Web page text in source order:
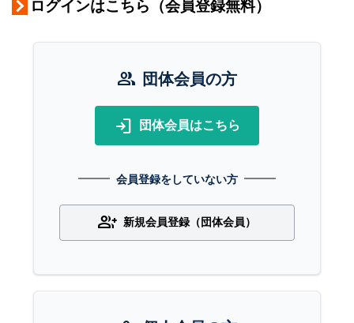
ログインはこちら（会員登録無料）
group 団体会員の方
login 団体会員はこちら
会員登録をしていない方
group_add 新規会員登録（団体会員）